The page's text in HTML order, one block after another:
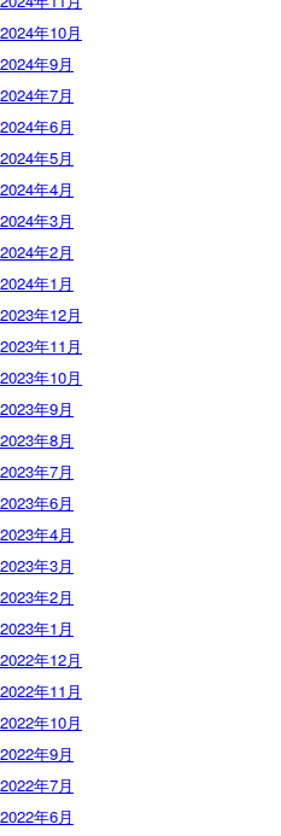
2024年10月
2024年9月
2024年7月
2024年6月
2024年5月
2024年4月
2024年3月
2024年2月
2024年1月
2023年12月
2023年11月
2023年10月
2023年9月
2023年8月
2023年7月
2023年6月
2023年4月
2023年3月
2023年2月
2023年1月
2022年12月
2022年11月
2022年10月
2022年9月
2022年7月
2022年6月